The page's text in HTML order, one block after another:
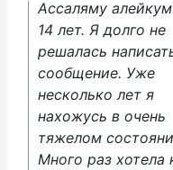
Ассаляму
14 лет. Я долго не
решалась
сообщение. Уже
несколько лет я
нахожусь в очень
тяжелом
Много раз хотела